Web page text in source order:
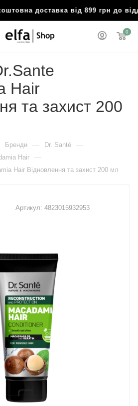
доставка від 899 грн до
0
Hair
та захист 200
Бренди — Dr. Santé —
Hair —
Hair Відновлення та захист 200 мл
Артикул: 4823015932953